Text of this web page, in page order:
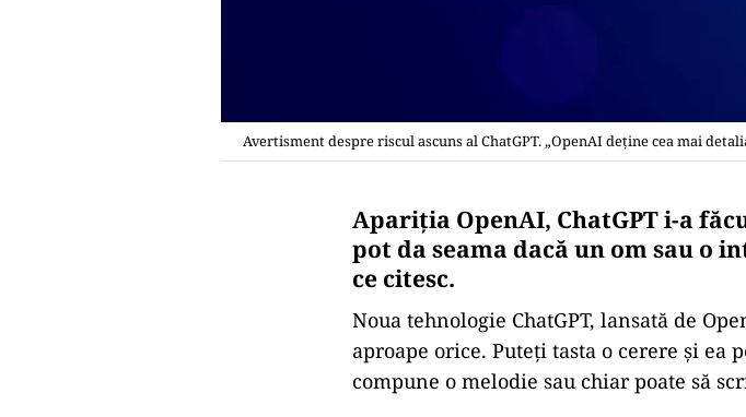
Avertisment despre riscul ascuns al ChatGPT. „OpenAI deține cea mai
Apariția OpenAI, ChatGPT i-a
pot da seama dacă un om sau o
ce citesc.
Noua tehnologie ChatGPT, lansată de
aproape orice. Puteți tasta o cerere și ea
compune o melodie sau chiar poate să